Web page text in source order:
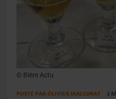
© Bière Actu
POSTÉ PAROLIVIER MALCURAT 3